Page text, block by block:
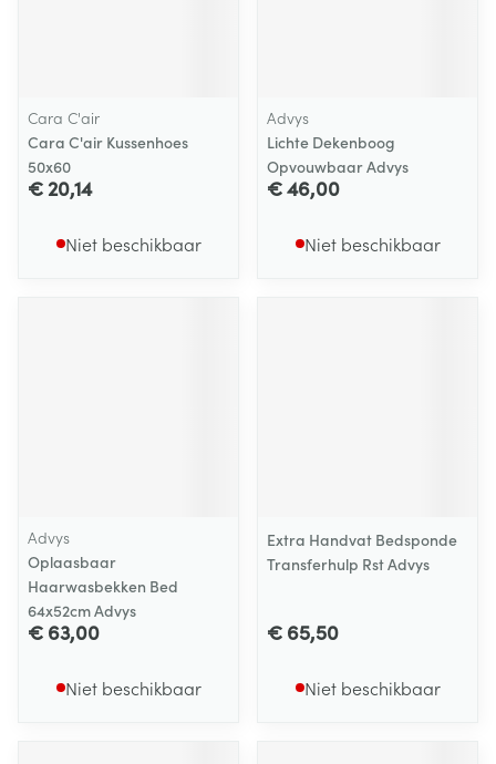
Cara C'air
Cara C'air Kussenhoes
50x60
€ 20,14
Niet beschikbaar
Advys
Lichte Dekenboog
Opvouwbaar Advys
€ 46,00
Niet beschikbaar
Advys
Oplaasbaar
Haarwasbekken Bed
64x52cm Advys
€ 63,00
Niet beschikbaar
Extra Handvat Bedsponde
Transferhulp Rst Advys
€ 65,50
Niet beschikbaar